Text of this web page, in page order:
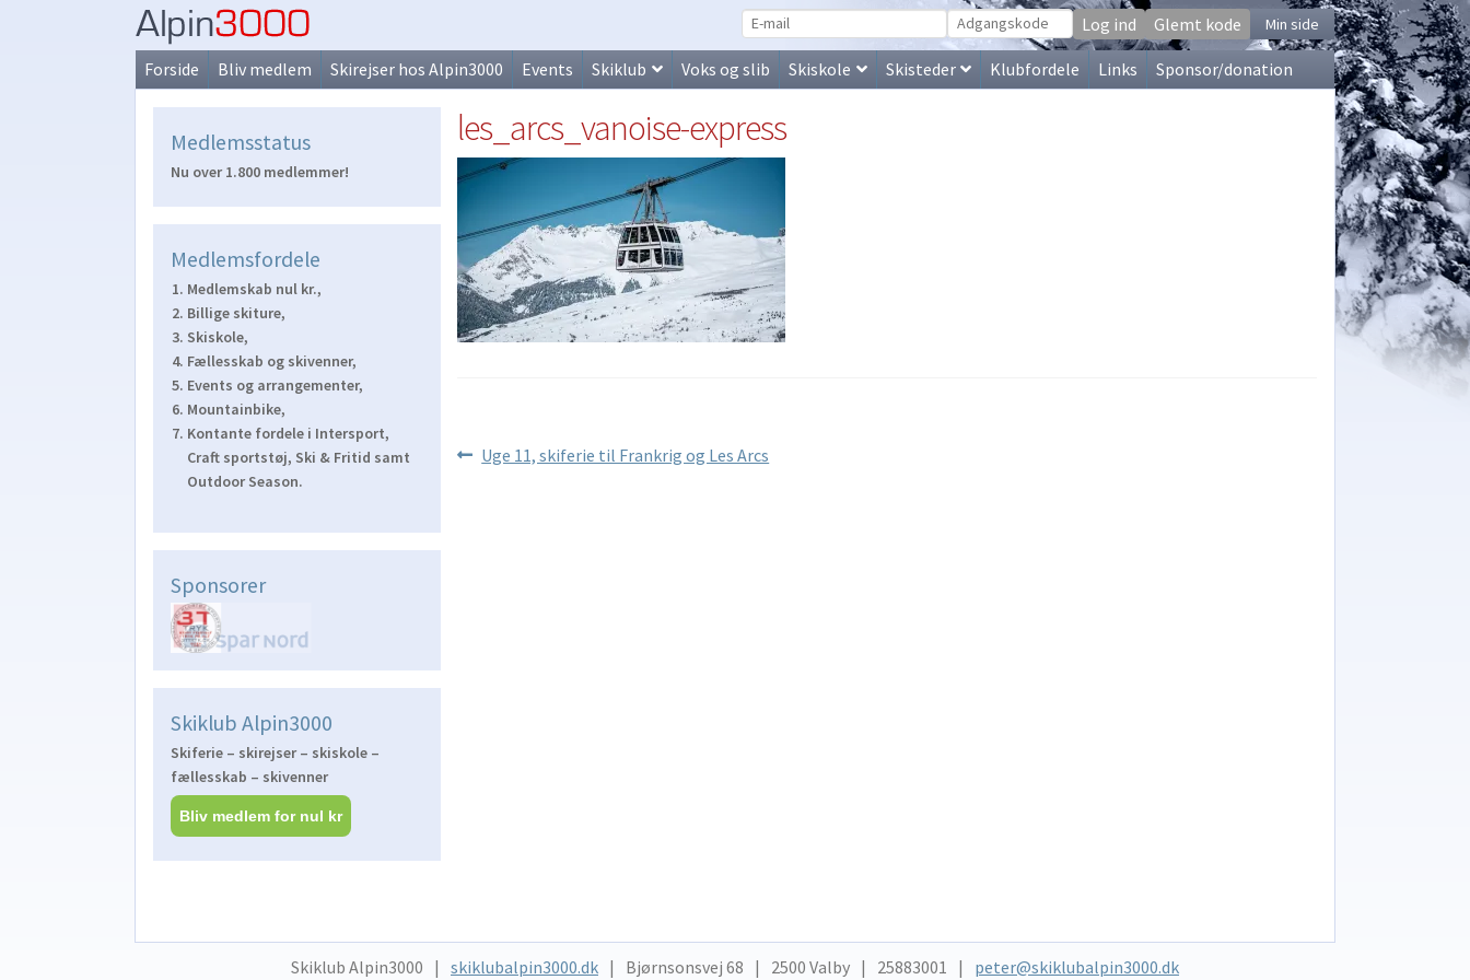
Spring
til
navigation
Spring
til
indhold
Min side
Glemt kode
Forside Bliv medlem Skirejser hos Alpin3000 Events Skiklub Voks og slib Skiskole Skisteder Klubfordele Links Sponsor/donation
les_arcs_vanoise-express
Indlægsnavigation
Forrige
Uge 11, skiferie til Frankrig og Les Arcs
Medlemsstatus
Nu over 1.800 medlemmer!
Medlemsfordele
Medlemskab nul kr.,
Billige skiture,
Skiskole,
Fællesskab og skivenner,
Events og arrangementer,
Mountainbike,
Kontante fordele i Intersport,
Craft sportstøj, Ski & Fritid samt
Outdoor Season.
Sponsorer
Skiklub Alpin3000
Skiferie – skirejser – skiskole –
fællesskab – skivenner
Bliv medlem for nul kr
Skiklub Alpin3000 skiklubalpin3000.dk Bjørnsonsvej 68 2500 Valby 25883001 peter@skiklubalpin3000.dk